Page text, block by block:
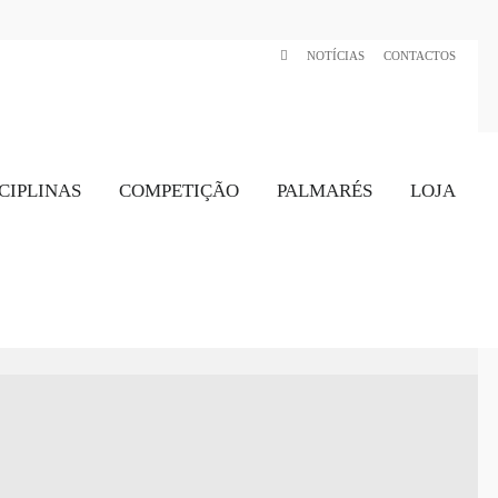
NOTÍCIAS CONTACTOS
COMPETIÇÃO PALMARÉS LOJA